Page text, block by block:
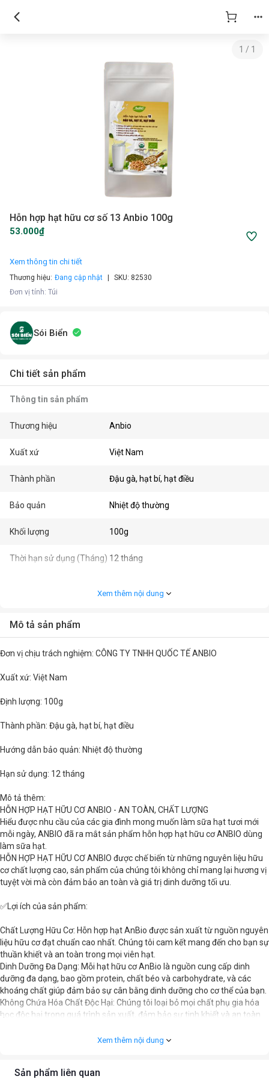
1 / 1
Hỗn hợp hạt hữu cơ số 13 Anbio 100g
53.000₫
Xem thông tin chi tiết
Thương hiệu: Đang cập nhật SKU: 82530
Đơn vị tính: Túi
Sói Biển
Chi tiết sản phẩm
Thông tin sản phẩm
Thương hiệu Anbio
Xuất xứ Việt Nam
Thành phần Đậu gà, hạt bí, hạt điều
Bảo quản Nhiệt độ thường
Khối lượng 100g
Thời hạn sử dụng (Tháng) 12 tháng
Xem thêm nội dung
Mô tả sản phẩm
Đơn vị chịu trách nghiệm: CÔNG TY TNHH QUỐC TẾ ANBIO
Xuất xứ: Việt Nam
Định lượng: 100g
Thành phần: Đậu gà, hạt bí, hạt điều
Hướng dẫn bảo quản: Nhiệt độ thường
Hạn sử dụng: 12 tháng
Mô tả thêm:
HỖN HỢP HẠT HỮU CƠ ANBIO - AN TOÀN, CHẤT LƯỢNG
Hiểu được nhu cầu của các gia đình mong muốn làm sữa hạt tươi mới
mỗi ngày, ANBIO đã ra mắt sản phẩm hỗn hợp hạt hữu cơ ANBIO dùng
làm sữa hạt.
HỖN HỢP HẠT HỮU CƠ ANBIO được chế biến từ những nguyên liệu hữu
cơ chất lượng cao, sản phẩm của chúng tôi không chỉ mang lại hương vị
tuyệt vời mà còn đảm bảo an toàn và giá trị dinh dưỡng tối ưu.
✅Lợi ích của sản phẩm:
Chất Lượng Hữu Cơ: Hỗn hợp hạt AnBio được sản xuất từ nguồn nguyên
liệu hữu cơ đạt chuẩn cao nhất. Chúng tôi cam kết mang đến cho bạn sự
thuần khiết và an toàn trong mọi viên hạt.
Dinh Dưỡng Đa Dạng: Mỗi hạt hữu cơ AnBio là nguồn cung cấp dinh
dưỡng đa dạng, bao gồm protein, chất béo và carbohydrate, và các
khoáng chất giúp đảm bảo sự cân bằng dinh dưỡng cho cơ thể của bạn.
Không Chứa Hóa Chất Độc Hại: Chúng tôi loại bỏ mọi chất phụ gia hóa
học độc hại trong quá trình sản xuất, đảm bảo sự tinh khiết và an toàn
Hương vị tuyệt vời: Sự kết hợp độc đáo của các loại hạt tạo nên hương vị
✅Sản phẩm đạt chứng nhận USDA và EU : Sự chắc chắn về chất lượng
Xem thêm nội dung
Sản phẩm liên quan